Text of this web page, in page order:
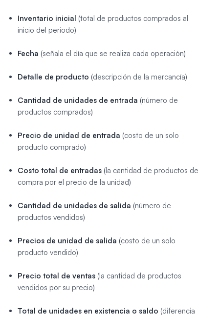
Inventario inicial (total de productos comprados al
inicio del periodo)
Fecha (señala el día que se realiza cada operación)
Detalle de producto (descripción de la mercancía)
Cantidad de unidades de entrada (número de
productos comprados)
Precio de unidad de entrada (costo de un solo
producto comprado)
Costo total de entradas (la cantidad de productos de
compra por el precio de la unidad)
Cantidad de unidades de salida (número de
productos vendidos)
Precios de unidad de salida (costo de un solo
producto vendido)
Precio total de ventas (la cantidad de productos
vendidos por su precio)
Total de unidades en existencia o saldo (diferencia